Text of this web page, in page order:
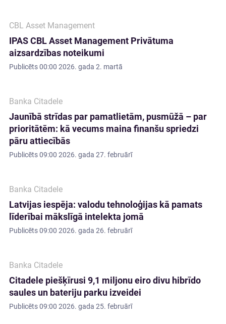
CBL Asset Management
IPAS CBL Asset Management Privātuma
aizsardzības noteikumi
Publicēts00:00 2026. gada 2. martā
Banka Citadele
Jaunībā strīdas par pamatlietām, pusmūžā – par
prioritātēm: kā vecums maina finanšu spriedzi
pāru attiecībās
Publicēts09:00 2026. gada 27. februārī
Banka Citadele
Latvijas iespēja: valodu tehnoloģijas kā pamats
līderībai mākslīgā intelekta jomā
Publicēts09:00 2026. gada 26. februārī
Banka Citadele
Citadele piešķīrusi 9,1 miljonu eiro divu hibrīdo
saules un bateriju parku izveidei
Publicēts09:00 2026. gada 25. februārī